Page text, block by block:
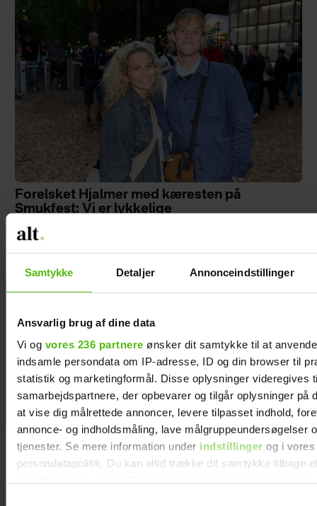
Samtykke Detaljer Annonceindstillinger
Ansvarlig brug af dine data
Vi og vores 236 partnere ønsker dit samtykke til at
indsamle persondata om IP-adresse, ID og din browser til
statistik og marketingformål. Disse oplysninger videregives
samarbejdspartnere, der opbevarer og tilgår oplysninger på
at vise dig målrettede annoncer, levere tilpasset indhold,
annonce- og indholdsmåling, lave målgruppeundersøgelser
tjenester. Se mere information under indstillinger og i vores
persondatapolitik. Du kan altid trække dit samtykke tilbage
Forelsket Hjalmer med kæresten på
Smukfest: Vi er lykkelige
Jeg valgte at
jeg en dag gik
forbi hans hus,
fik jeg et chok